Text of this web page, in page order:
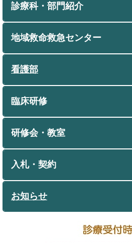
診療科・部門紹介
地域救命救急センター
看護部
臨床研修
研修会・教室
入札・契約
お知らせ